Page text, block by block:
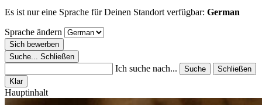
Es ist nur eine Sprache für Deinen Standort verfügbar: German
Sprache ändern
Sich bewerben
Suche...
Schließen
Ich suche nach... Suche
Schließen
Klar
Hauptinhalt